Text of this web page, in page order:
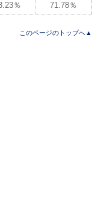
％ 71.78％
このページのトップへ▲